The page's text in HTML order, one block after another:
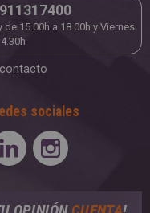
911317400
de 15.00h a 18.00h y Viernes
sociales